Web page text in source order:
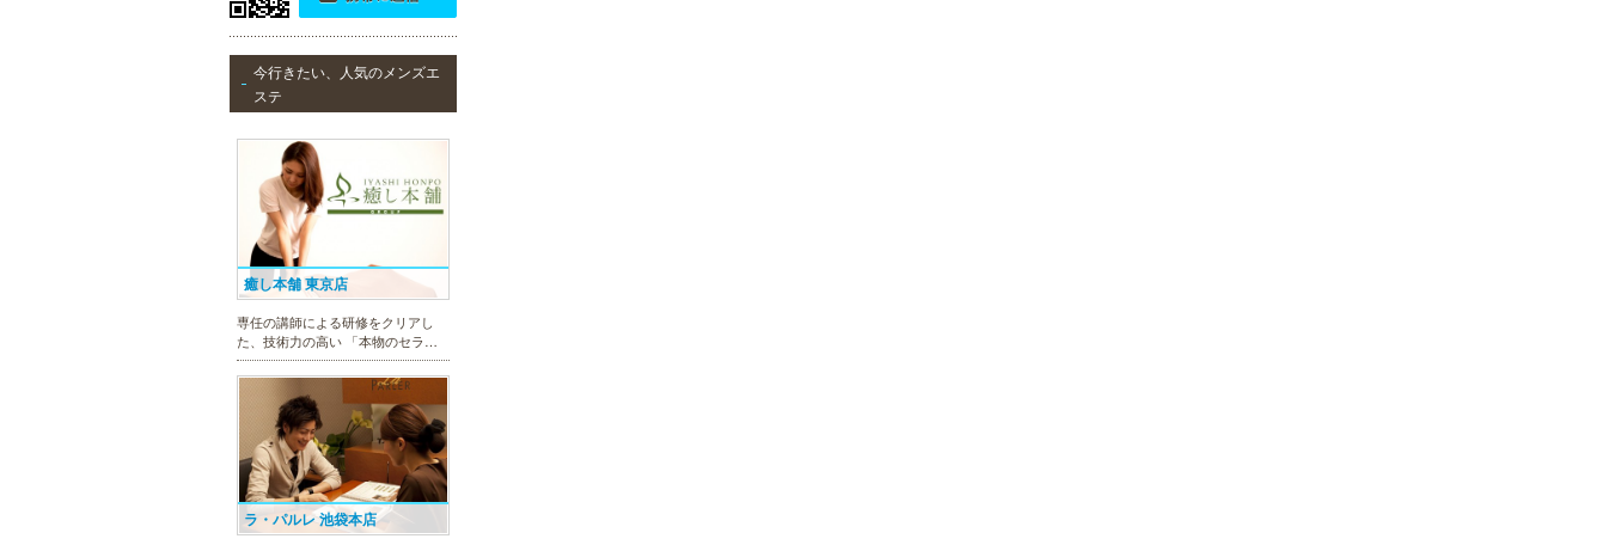
今行きたい、人気のメンズエ
ステ
癒し本舗 東京店
専任の講師による研修をクリアし
た、技術力の高い 「本物のセラピ
スト」 のみ在籍しております。是
非、お気軽にお問い合わせくださ
ラ・パルレ 池袋本店